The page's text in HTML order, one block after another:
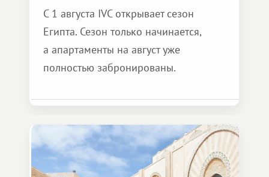
С 1 августа IVC открывает сезон
Египта. Сезон только начинается,
а апартаменты на август уже
полностью забронированы.